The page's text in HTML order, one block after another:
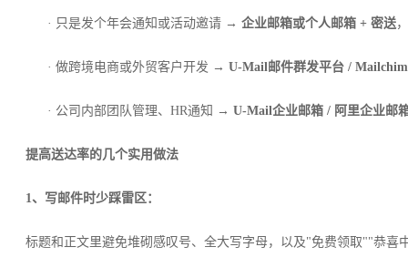
· 只是发个年会通知或活动邀请 → 企业邮箱或个人邮箱 + 密送
· 做跨境电商或外贸客户开发 → U-Mail邮件群发平台 /
· 公司内部团队管理、HR通知 → U-Mail企业邮箱 / 阿里企业邮
提高送达率的几个实用做法
1、 写邮件时少踩雷区：
标题和正文里避免堆砌感叹号、全大写字母，以及"免费领取""恭